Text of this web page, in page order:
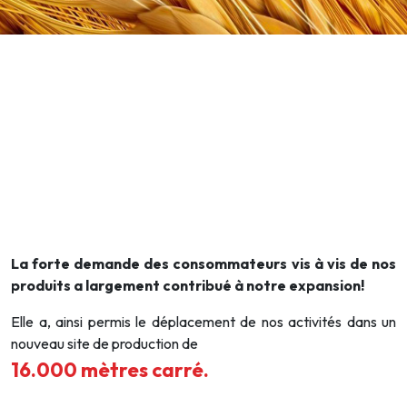
La forte demande des consommateurs vis à vis de nos
produits a largement contribué à notre expansion!
Elle a, ainsi permis le déplacement de nos activités dans un
nouveau site de production de
16.000 mètres carré.